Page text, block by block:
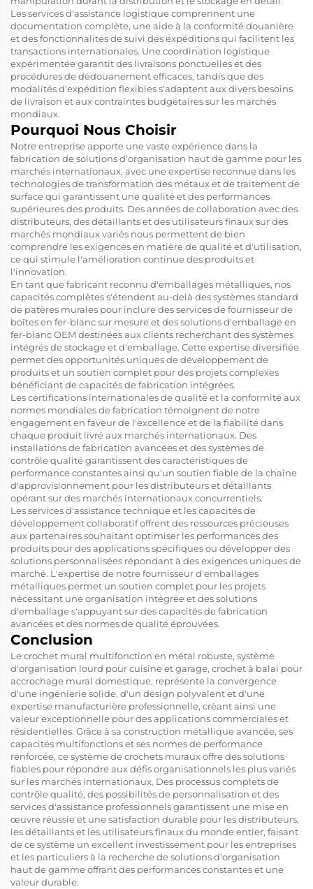
Les services d'assistance logistique comprennent une
documentation complète, une aide à la conformité douanière
et des fonctionnalités de suivi des expéditions qui facilitent les
transactions internationales. Une coordination logistique
expérimentée garantit des livraisons ponctuelles et des
procédures de dédouanement efficaces, tandis que des
modalités d'expédition flexibles s'adaptent aux divers besoins
de livraison et aux contraintes budgétaires sur les marchés
mondiaux.
Pourquoi Nous Choisir
Notre entreprise apporte une vaste expérience dans la
fabrication de solutions d'organisation haut de gamme pour les
marchés internationaux, avec une expertise reconnue dans les
technologies de transformation des métaux et de traitement de
surface qui garantissent une qualité et des performances
supérieures des produits. Des années de collaboration avec des
distributeurs, des détaillants et des utilisateurs finaux sur des
marchés mondiaux variés nous permettent de bien
comprendre les exigences en matière de qualité et d'utilisation,
ce qui stimule l'amélioration continue des produits et
l'innovation.
En tant que fabricant reconnu d'emballages métalliques, nos
capacités complètes s'étendent au-delà des systèmes standard
de patères murales pour inclure des services de fournisseur de
boîtes en fer-blanc sur mesure et des solutions d'emballage en
fer-blanc OEM destinées aux clients recherchant des systèmes
intégrés de stockage et d'emballage. Cette expertise diversifiée
permet des opportunités uniques de développement de
produits et un soutien complet pour des projets complexes
bénéficiant de capacités de fabrication intégrées.
Les certifications internationales de qualité et la conformité aux
normes mondiales de fabrication témoignent de notre
engagement en faveur de l'excellence et de la fiabilité dans
chaque produit livré aux marchés internationaux. Des
installations de fabrication avancées et des systèmes de
contrôle qualité garantissent des caractéristiques de
performance constantes ainsi qu'un soutien fiable de la chaîne
d'approvisionnement pour les distributeurs et détaillants
opérant sur des marchés internationaux concurrentiels.
Les services d'assistance technique et les capacités de
développement collaboratif offrent des ressources précieuses
aux partenaires souhaitant optimiser les performances des
produits pour des applications spécifiques ou développer des
solutions personnalisées répondant à des exigences uniques de
marché. L'expertise de notre fournisseur d'emballages
métalliques permet un soutien complet pour les projets
nécessitant une organisation intégrée et des solutions
d'emballage s'appuyant sur des capacités de fabrication
avancées et des normes de qualité éprouvées.
Conclusion
Le crochet mural multifonction en métal robuste, système
d'organisation lourd pour cuisine et garage, crochet à balai pour
accrochage mural domestique, représente la convergence
d'une ingénierie solide, d'un design polyvalent et d'une
expertise manufacturière professionnelle, créant ainsi une
valeur exceptionnelle pour des applications commerciales et
résidentielles. Grâce à sa construction métallique avancée, ses
capacités multifonctions et ses normes de performance
renforcée, ce système de crochets muraux offre des solutions
fiables pour répondre aux défis organisationnels les plus variés
sur les marchés internationaux. Des processus complets de
contrôle qualité, des possibilités de personnalisation et des
services d'assistance professionnels garantissent une mise en
œuvre réussie et une satisfaction durable pour les distributeurs,
les détaillants et les utilisateurs finaux du monde entier, faisant
de ce système un excellent investissement pour les entreprises
et les particuliers à la recherche de solutions d'organisation
haut de gamme offrant des performances constantes et une
valeur durable.